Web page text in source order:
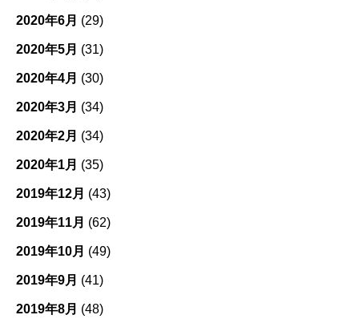
2020年6月 (29)
2020年5月 (31)
2020年4月 (30)
2020年3月 (34)
2020年2月 (34)
2020年1月 (35)
2019年12月 (43)
2019年11月 (62)
2019年10月 (49)
2019年9月 (41)
2019年8月 (48)